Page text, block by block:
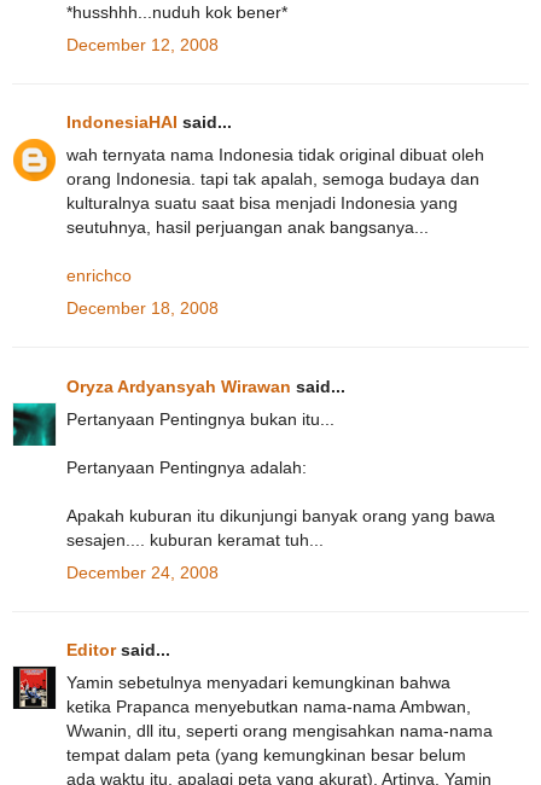
*husshhh...nuduh kok bener*
December 12, 2008
IndonesiaHAI said...
wah ternyata nama Indonesia tidak original dibuat oleh
orang Indonesia. tapi tak apalah, semoga budaya dan
kulturalnya suatu saat bisa menjadi Indonesia yang
seutuhnya, hasil perjuangan anak bangsanya...
enrichco
December 18, 2008
Oryza Ardyansyah Wirawan said...
Pertanyaan Pentingnya bukan itu...
Pertanyaan Pentingnya adalah:
Apakah kuburan itu dikunjungi banyak orang yang bawa
sesajen.... kuburan keramat tuh...
December 24, 2008
Editorsaid...
Yamin sebetulnya menyadari kemungkinan bahwa
ketika Prapanca menyebutkan nama-nama Ambwan,
Wwanin, dll itu, seperti orang mengisahkan nama-nama
tempat dalam peta (yang kemungkinan besar belum
ada waktu itu, apalagi peta yang akurat). Artinya, Yamin